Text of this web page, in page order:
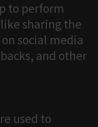
to perform
sharing the
social media
and other
used to